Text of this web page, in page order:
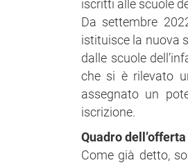
iscritti alle scuole
Da settembre
istituisce la nuova
dalle scuole
che si è rilevato
assegnato un
iscrizione.
Quadro
Come già detto,